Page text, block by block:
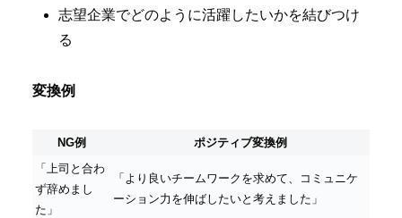
志望企業でどのように活躍したいかを結びつけ
る
変換例
NG例
ポジティブ変換例
「上司と合わ
ず辞めまし
た」
「より良いチームワークを求めて、コミュニケ
ーション力を伸ばしたいと考えました」